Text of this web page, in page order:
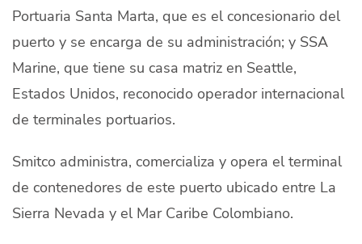
Portuaria Santa Marta, que es el concesionario del
puerto y se encarga de su administración; y SSA
Marine, que tiene su casa matriz en Seattle,
Estados Unidos, reconocido operador internacional
de terminales portuarios.
Smitco administra, comercializa y opera el terminal
de contenedores de este puerto ubicado entre La
Sierra Nevada y el Mar Caribe Colombiano.